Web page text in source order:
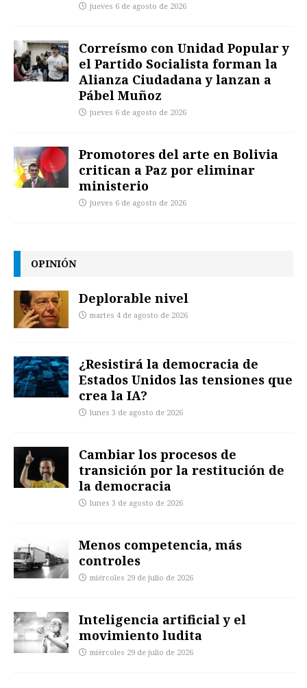
jueves 6 de agosto de 2026
Correísmo con Unidad Popular y
el Partido Socialista forman la
Alianza Ciudadana y lanzan a
Pábel Muñoz
jueves 6 de agosto de 2026
Promotores del arte en Bolivia
critican a Paz por eliminar
ministerio
jueves 6 de agosto de 2026
OPINIÓN
Deplorable nivel
martes 4 de agosto de 2026
¿Resistirá la democracia de
Estados Unidos las tensiones que
crea la IA?
lunes 3 de agosto de 2026
Cambiar los procesos de
transición por la restitución de
la democracia
lunes 3 de agosto de 2026
Menos competencia, más
controles
miércoles 29 de julio de 2026
Inteligencia artificial y el
movimiento ludita
miércoles 29 de julio de 2026